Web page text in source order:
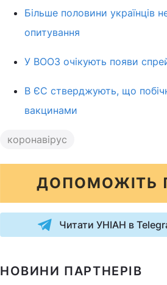
Більше половини українців
опитування
У ВООЗ очікують появи
В ЄС стверджують, що
вакцинами
коронавірус
ДОПОМОЖІТЬ
Читати УНІАН в
НОВИНИ ПАРТНЕРІВ